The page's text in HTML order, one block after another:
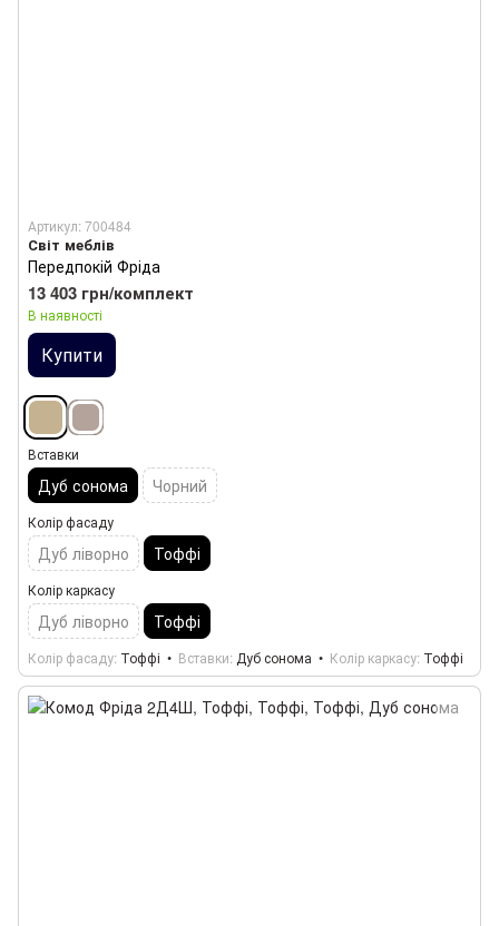
Артикул: 700484
Світ меблів
Передпокій Фріда
13 403 грн/комплект
В наявності
Купити
Вставки
Дуб сонома Чорний
Колір фасаду
Дуб ліворно Тоффі
Колір каркасу
Дуб ліворно Тоффі
Колір фасаду Тоффі Вставки Дуб сонома Колір каркасу Тоффі